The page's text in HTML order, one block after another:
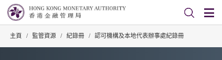
主頁 / 監管資源 / 紀錄冊 / 認可機構及本地代表辦事處紀錄冊